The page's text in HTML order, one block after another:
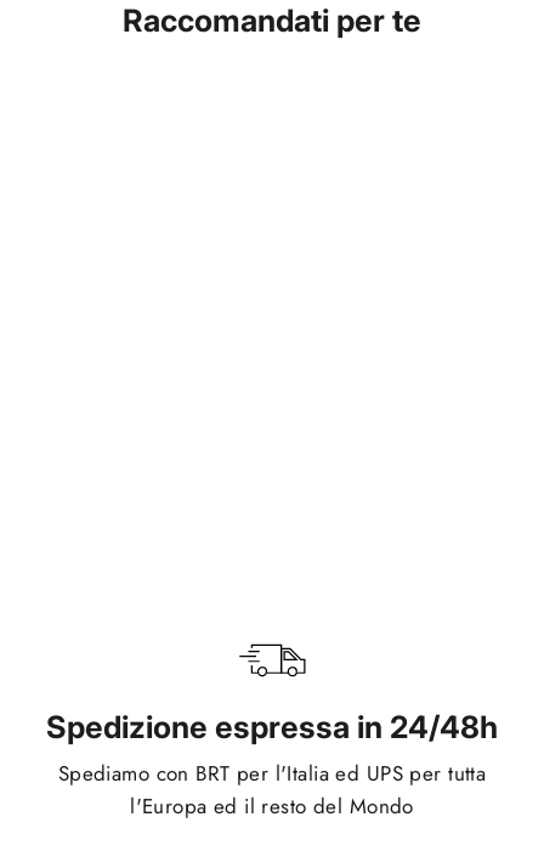
Raccomandati per te
Spedizione espressa in 24/48h
Spediamo con BRT per l'Italia ed UPS per tutta
l'Europa ed il resto del Mondo